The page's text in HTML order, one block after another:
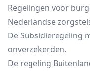
Regelingen voor
Nederlandse
De Subsidieregeling
onverzekerden.
De regeling